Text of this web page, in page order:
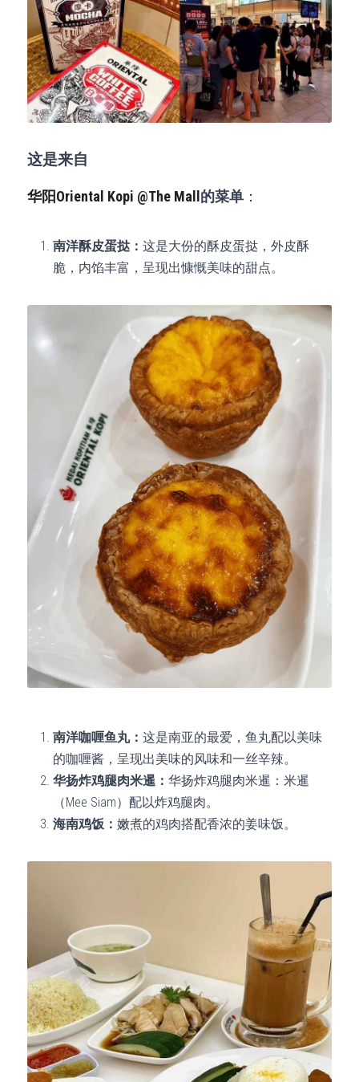
这是来自
华阳Oriental Kopi @The Mall 的菜单 ：
南洋酥皮蛋挞： 这是大份的酥皮蛋挞，外皮酥
脆，内馅丰富，呈现出慷慨美味的甜点。
南洋咖喱鱼丸： 这是南亚的最爱，鱼丸配以美味
的咖喱酱，呈现出美味的风味和一丝辛辣。
华扬炸鸡腿肉米暹： 华扬炸鸡腿肉米暹：米暹
（Mee Siam）配以炸鸡腿肉。
海南鸡饭： 嫩煮的鸡肉搭配香浓的姜味饭。